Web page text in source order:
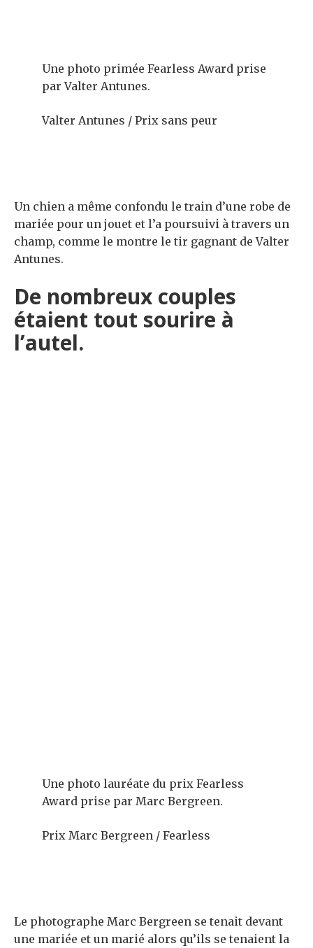
Une photo primée Fearless Award prise
par Valter Antunes.
Valter Antunes / Prix sans peur
Un chien a même confondu le train d’une robe de
mariée pour un jouet et l’a poursuivi à travers un
champ, comme le montre le tir gagnant de Valter
Antunes.
De nombreux couples
étaient tout sourire à
l’autel.
Une photo lauréate du prix Fearless
Award prise par Marc Bergreen.
Prix ​​Marc Bergreen / Fearless
Le photographe Marc Bergreen se tenait devant
une mariée et un marié alors qu’ils se tenaient la